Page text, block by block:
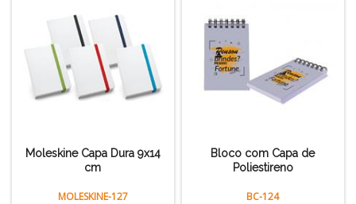
Moleskine Capa Dura 9x14
cm
MOLESKINE-127
Bloco com Capa de
Poliestireno
BC-124